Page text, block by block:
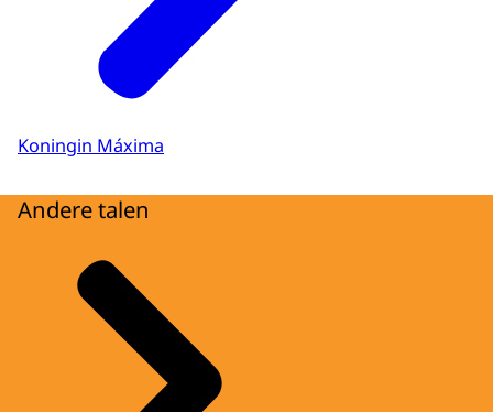
Koningin Máxima
Andere talen